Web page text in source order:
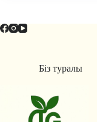
Біз туралы